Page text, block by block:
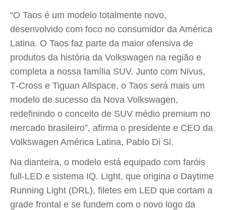
“O Taos é um modelo totalmente novo,
desenvolvido com foco no consumidor da América
Latina. O Taos faz parte da maior ofensiva de
produtos da história da Volkswagen na região e
completa a nossa família SUV. Junto com Nivus,
T‑Cross e Tiguan Allspace, o Taos será mais um
modelo de sucesso da Nova Volkswagen,
redefinindo o conceito de SUV médio premium no
mercado brasileiro”, afirma o presidente e CEO da
Volkswagen América Latina, Pablo Di Si.
Na dianteira, o modelo está equipado com faróis
full-LED e sistema IQ. Light, que origina o Daytime
Running Light (DRL), filetes em LED que cortam a
grade frontal e se fundem com o novo logo da